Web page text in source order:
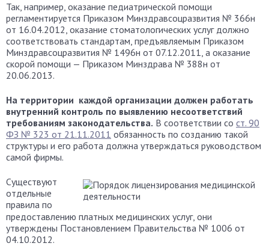
Так, например, оказание педиатрической помощи
регламентируется Приказом Минздравсоцразвития № 366н
от 16.04.2012, оказание стоматологических услуг должно
соответствовать стандартам, предъявляемым Приказом
Минздравсоцразвития № 1496н от 07.12.2011, а оказание
скорой помощи — Приказом Минздрава № 388н от
20.06.2013.
На территории каждой организации должен работать
внутренний контроль по выявлению несоответствий
требованиям законодательства. В соответствии со ст. 90
ФЗ № 323 от 21.11.2011 обязанность по созданию такой
структуры и его работа должна утверждаться руководством
самой фирмы.
Существуют
отдельные
правила по
предоставлению платных медицинских услуг, они
утверждены Постановлением Правительства № 1006 от
04.10.2012.